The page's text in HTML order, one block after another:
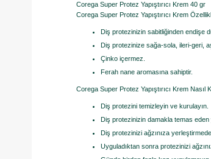
Corega Super Protez Yapıştırıcı Krem 40 gr
Corega Super Protez Yapıştırıcı Krem
Diş protezinizin sabitliğinden endişe
Diş protezinize sağa-sola, ileri-geri,
Çinko içermez.
Ferah nane aromasına sahiptir.
Corega Super Protez Yapıştırıcı Krem Nasıl
Diş protezini temizleyin ve kurulayın.
Diş protezinizin damakla temas
Diş protezinizi ağzınıza
Uyguladıktan sonra protezinizi